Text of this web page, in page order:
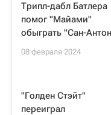
Трипл-дабл Батлера
помог "Майами"
обыграть "Сан-
08 февраля 2024
"Голден Стэйт"
переиграл